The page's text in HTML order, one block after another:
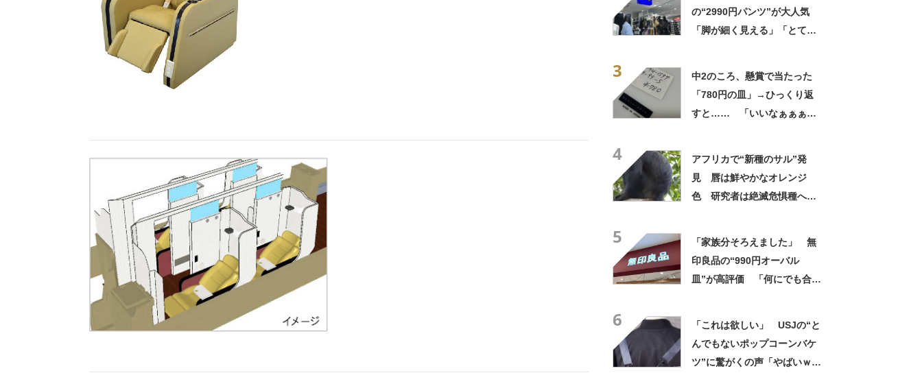
の“2990円パンツ”が大人気
「脚が細く見える」「とても
3
中2のころ、懸賞で当たった
「780円の皿」→ひっくり返
すと…… 「いいなぁぁぁぁ
4
アフリカで“新種のサル”発
見 唇は鮮やかなオレンジ
色 研究者は絶滅危惧種への
5
「家族分そろえました」 無
印良品の“990円オーバル
皿”が高評価 「何にでも合
6
「これは欲しい」 USJの“と
んでもないポップコーンバケ
ツ”に驚がくの声「やばいｗ